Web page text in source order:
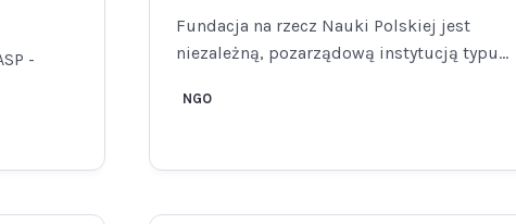
-
Fundacja na rzecz Nauki Polskiej jest
niezależną, pozarządową instytucją typu...
NGO